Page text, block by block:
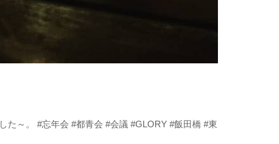
～。 #忘年会 #都青会 #会議 #GLORY #飯田橋 #東